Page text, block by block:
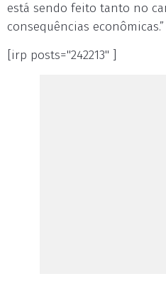
está sendo feito tanto no
consequências econômicas.”
[irp posts="242213" ]